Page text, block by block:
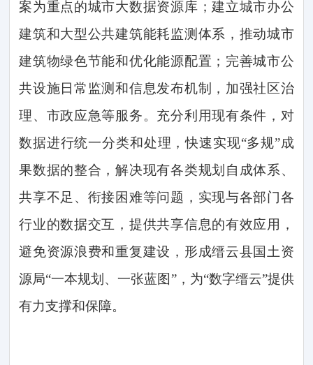
案为重点的城市大数据资源库；建立城市办公
建筑和大型公共建筑能耗监测体系，推动城市
建筑物绿色节能和优化能源配置；完善城市公
共设施日常监测和信息发布机制，加强社区治
理、市政应急等服务。充分利用现有条件，对
数据进行统一分类和处理，快速实现“多规”成
果数据的整合，解决现有各类规划自成体系、
共享不足、衔接困难等问题，实现与各部门各
行业的数据交互，提供共享信息的有效应用，
避免资源浪费和重复建设，形成缙云县国土资
源局“一本规划、一张蓝图”，为“数字缙云”提供
有力支撑和保障。